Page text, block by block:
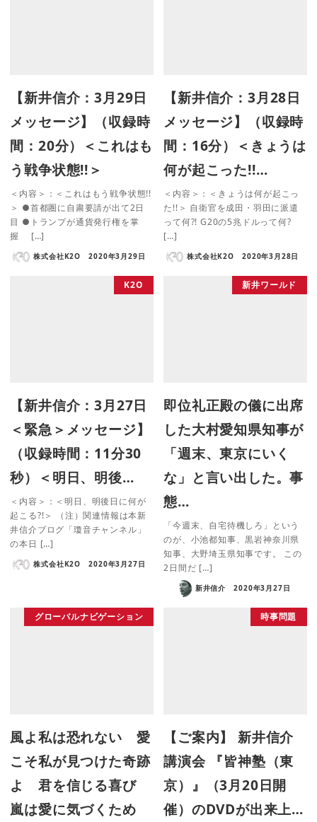
【新井信介：3月29日
メッセージ】（収録時
間：20分）＜これはも
う戦争状態!!＞
＜内容＞：＜これはもう戦争状態!!
＞ ●首都圏に自粛要請が出て2日
目 ●トランプが通貨発行権を掌
握 […]
株式会社K2O 2020年3月29日
【新井信介：3月28日
メッセージ】（収録時
間：16分）＜きょうは
何が起こった!!…
＜内容＞：＜きょうは何が起こっ
た!!＞ 自衛官を成田・羽田に派遣
って何?! G20の5兆ドルって何?
[…]
株式会社K2O 2020年3月28日
K2O
【新井信介：3月27日
＜緊急＞メッセージ】
（収録時間：11分30
秒）＜明日、明後…
＜内容＞：＜明日、明後日に何が
起こる?!＞ （注）関連情報は本新
井信介ブログ「瓊音チャンネル」
の本日 […]
株式会社K2O 2020年3月27日
新井ワールド
即位礼正殿の儀に出席
した大村愛知県知事が
「週末、東京にいく
な」と言い出した。事
態…
「今週末、自宅待機しろ」という
のが、小池都知事、黒岩神奈川県
知事、大野埼玉県知事です。 この
2日間だ […]
新井信介 2020年3月27日
グローバルナビゲーション
風よ私は恐れない 愛
こそ私が見つけた奇跡
よ 君を信じる喜び
嵐は愛に気づくため
時事問題
【ご案内】 新井信介
講演会 『皆神塾（東
京）』（3月20日開
催）のDVDが出来上…